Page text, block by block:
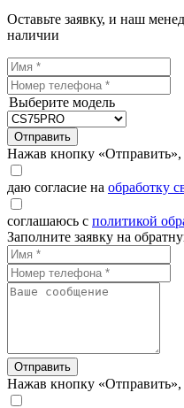
Оставьте заявку, и наш
наличии
Выберите модель
Отправить
Нажав кнопку «Отправить»,
даю согласие на обработку
соглашаюсь с политикой
Заполните заявку на
Отправить
Нажав кнопку «Отправить»,